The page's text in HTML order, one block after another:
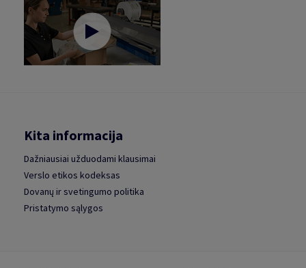
Kita informacija
Dažniausiai užduodami klausimai
Verslo etikos kodeksas
Dovanų ir svetingumo politika
Pristatymo sąlygos